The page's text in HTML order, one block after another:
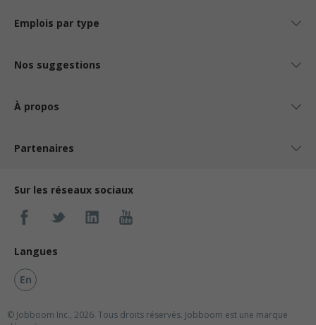
Emplois par type
Nos suggestions
À propos
Partenaires
Sur les réseaux sociaux
Langues
En
© Jobboom Inc., 2026. Tous droits réservés. Jobboom est une marque